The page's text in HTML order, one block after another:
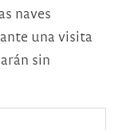
naves
una visita
sin